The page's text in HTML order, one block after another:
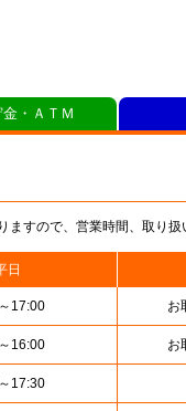
すので、営業時間、取り扱
日
17:00 お
16:00 お
17:30
金・ＡＴＭ